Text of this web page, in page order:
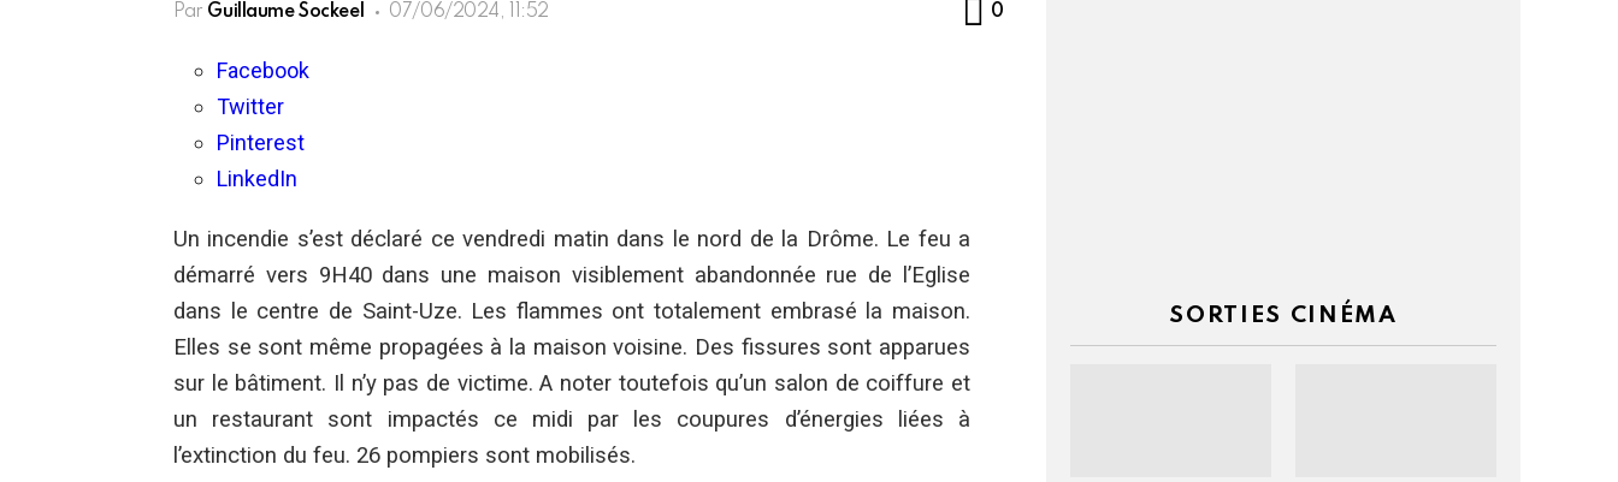
Par Guillaume Sockeel 07/06/2024, 11:52 0
Facebook
Twitter
Pinterest
LinkedIn
Un incendie s’est déclaré ce vendredi matin dans le nord de la Drôme. Le feu a
démarré vers 9H40 dans une maison visiblement abandonnée rue de l’Eglise
dans le centre de Saint-Uze. Les flammes ont totalement embrasé la maison.
Elles se sont même propagées à la maison voisine. Des fissures sont apparues
sur le bâtiment. Il n’y pas de victime. A noter toutefois qu’un salon de coiffure et
un restaurant sont impactés ce midi par les coupures d’énergies liées à
l’extinction du feu. 26 pompiers sont mobilisés.
SORTIES CINÉMA